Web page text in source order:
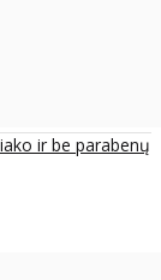
ir be parabenų